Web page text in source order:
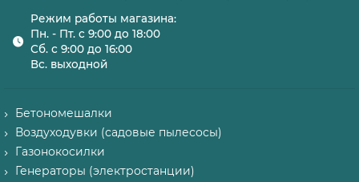
Режим работы магазина:
Пн. - Пт. с 9:00 до 18:00
Сб. с 9:00 до 16:00
Вс. выходной
Бетономешалки
Воздуходувки (садовые пылесосы)
Газонокосилки
Генераторы (электростанции)